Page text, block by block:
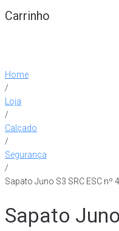
Carrinho
Home
/
Loja
/
Calçado
/
Segurança
/
Sapato Juno S3 SRC ESC nº
Sapato